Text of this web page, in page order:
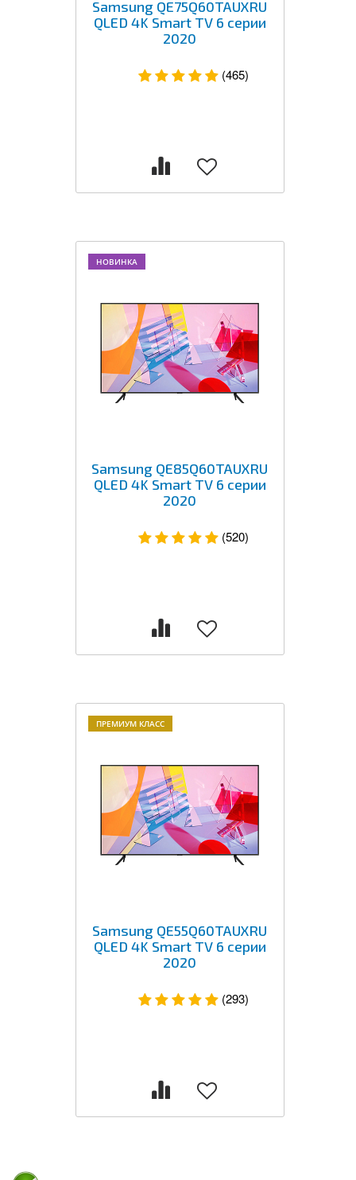
Samsung QE75Q60TAUXRU
QLED 4K Smart TV 6 серии
2020
(465)
НОВИНКА
Samsung QE85Q60TAUXRU
QLED 4K Smart TV 6 серии
2020
(520)
ПРЕМИУМ КЛАСС
Samsung QE55Q60TAUXRU
QLED 4K Smart TV 6 серии
2020
(293)